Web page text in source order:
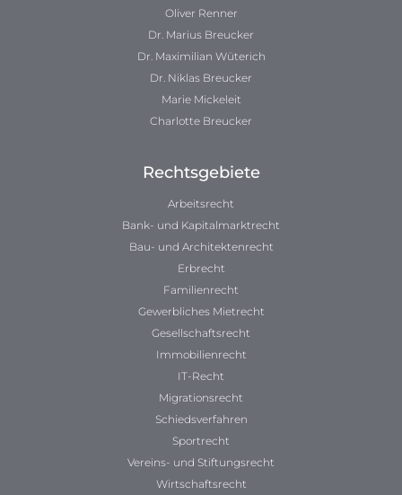
Oliver Renner
Dr. Marius Breucker
Dr. Maximilian Wüterich
Dr. Niklas Breucker
Marie Mickeleit
Charlotte Breucker
Rechtsgebiete
Arbeitsrecht
Bank- und Kapitalmarktrecht
Bau- und Architektenrecht
Erbrecht
Familienrecht
Gewerbliches Mietrecht
Gesellschaftsrecht
Immobilienrecht
IT-Recht
Migrationsrecht
Schiedsverfahren
Sportrecht
Vereins- und Stiftungsrecht
Wirtschaftsrecht